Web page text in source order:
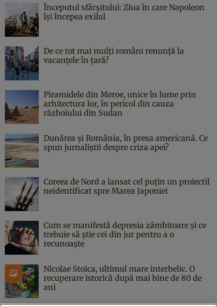
Începutul sfârşitului: Ziua în care Napoleon
îşi începea exilul
De ce tot mai mulți români renunță la
vacanțele în țară?
Piramidele din Meroe, unice în lume prin
arhitectura lor, în pericol din cauza
războiului din Sudan
Dunărea și România, în presa americană. Ce
spun jurnaliștii despre criza apei?
Coreea de Nord a lansat cel puțin un proiectil
neidentificat spre Marea Japoniei
Cum se manifestă depresia zâmbitoare și ce
trebuie să știe cei din jur pentru a o
recunoaște
Nicolae Stoica, ultimul mare interbelic. O
recuperare istorică după mai bine de 80 de
ani